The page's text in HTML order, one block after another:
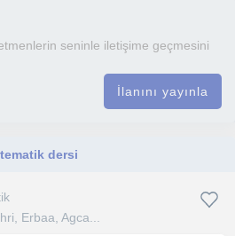
seninle iletişime geçmesini
İlanını yayınla
dersi
Erbaa, Agca...